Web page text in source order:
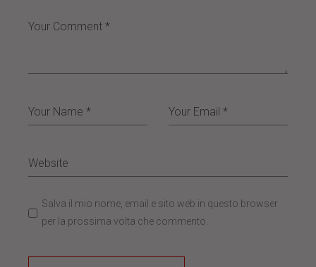
Salva il mio nome, email e sito web in questo browser
per la prossima volta che commento.